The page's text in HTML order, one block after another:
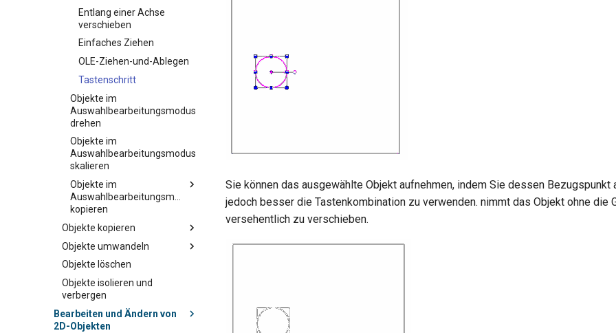
Entlang einer Achse
verschieben
Einfaches Ziehen
OLE-Ziehen-und-Ablegen
Tastenschritt
Objekte im
Auswahlbearbeitungsmodus
drehen
Objekte im
Auswahlbearbeitungsmodus
skalieren
Objekte im
Auswahlbearbeitungsmodus
kopieren
Objekte kopieren
Objekte umwandeln
Objekte löschen
Objekte isolieren und
verbergen
Bearbeiten und Ändern von
2D-Objekten
Sie können das ausgewählte Objekt aufnehmen, indem Sie dessen Bezugspunkt
jedoch besser die Tastenkombination zu verwenden. nimmt das Objekt ohne die
versehentlich zu verschieben.